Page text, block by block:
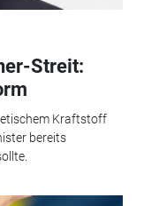
Streit:
Kraftstoff
bereits